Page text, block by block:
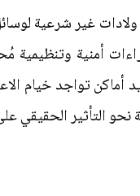
غير شرعية
أمنية وتنظيمية
تواجد خيام
نحو التأثير